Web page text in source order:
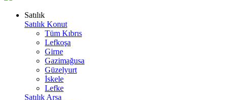
Satılık
Satılık Konut
Tüm Kıbrıs
Lefkoşa
Girne
Gazimağusa
Güzelyurt
İskele
Lefke
Satılık Arsa